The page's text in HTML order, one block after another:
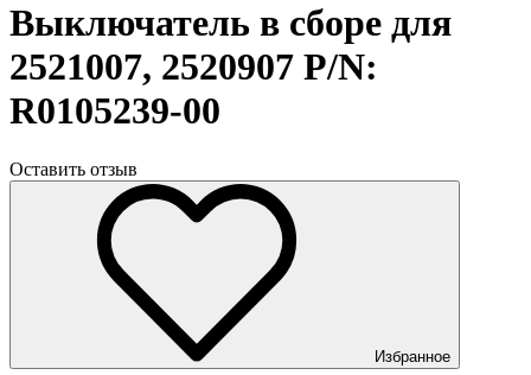
Выключатель в сборе для
2521007, 2520907 P/N:
R0105239-00
Оставить отзыв
Избранное